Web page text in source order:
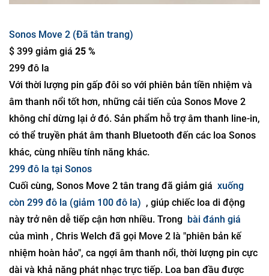
Sonos Move 2 (Đã tân trang)
$ 399 giảm giá 25 %
299 đô la
Với thời lượng pin gấp đôi so với phiên bản tiền nhiệm và
âm thanh nổi tốt hơn, những cải tiến của Sonos Move 2
không chỉ dừng lại ở đó. Sản phẩm hỗ trợ âm thanh line-in,
có thể truyền phát âm thanh Bluetooth đến các loa Sonos
khác, cùng nhiều tính năng khác.
299 đô la tại Sonos
Cuối cùng, Sonos Move 2 tân trang đã giảm giá xuống
còn 299 đô la (giảm 100 đô la) , giúp chiếc loa di động
này trở nên dễ tiếp cận hơn nhiều. Trong bài đánh giá
của mình , Chris Welch đã gọi Move 2 là "phiên bản kế
nhiệm hoàn hảo", ca ngợi âm thanh nổi, thời lượng pin cực
dài và khả năng phát nhạc trực tiếp. Loa ban đầu được